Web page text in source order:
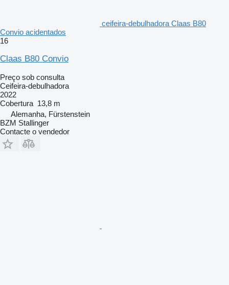
ceifeira-debulhadora Claas B80
Convio acidentados
16
Claas B80 Convio
Preço sob consulta
Ceifeira-debulhadora
2022
Cobertura 13,8 m
Alemanha, Fürstenstein
BZM Stallinger
Contacte o vendedor